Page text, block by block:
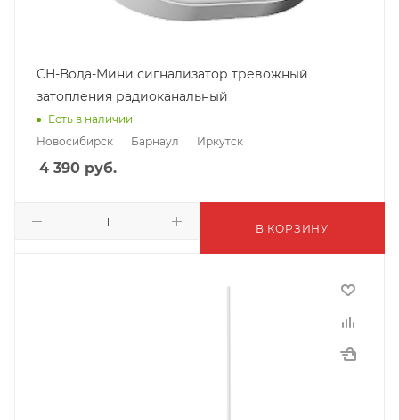
СН-Вода-Мини сигнализатор тревожный
затопления радиоканальный
Есть в наличии
Новосибирск
Барнаул Иркутск
4 390 руб.
В КОРЗИНУ